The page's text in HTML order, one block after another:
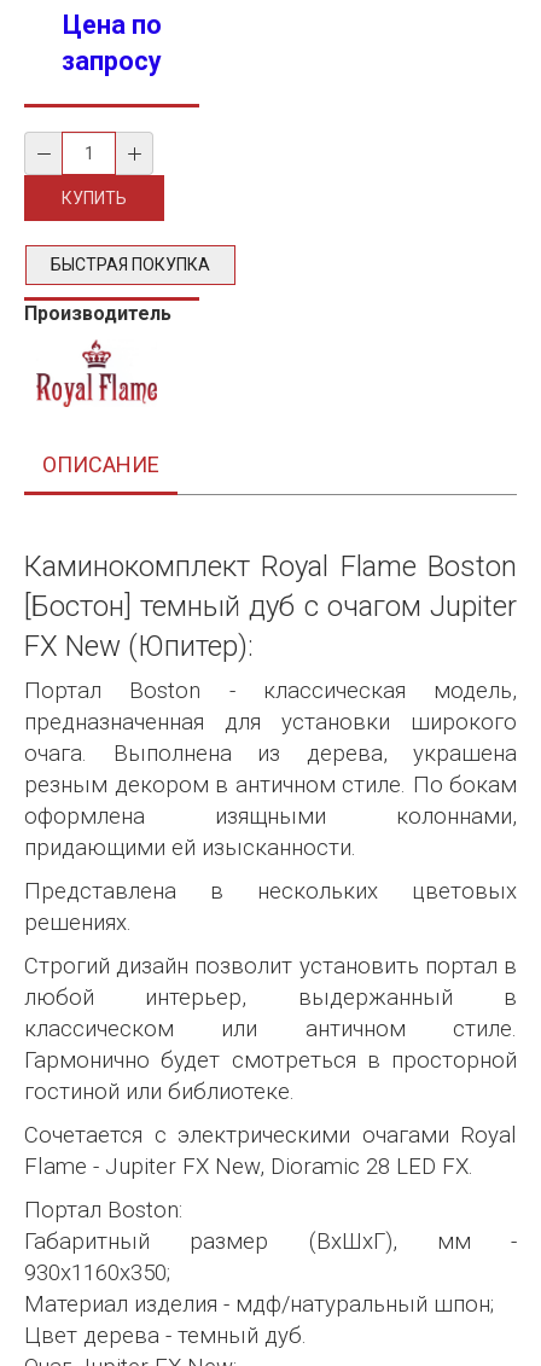
Цена по
запросу
БЫСТРАЯ ПОКУПКА
Производитель
ОПИСАНИЕ
Каминокомплект Royal Flame Boston
[Бостон] темный дуб с очагом Jupiter
FX New (Юпитер):
Портал Boston - классическая модель,
предназначенная для установки широкого
очага. Выполнена из дерева, украшена
резным декором в античном стиле. По бокам
оформлена изящными колоннами,
придающими ей изысканности.
Представлена в нескольких цветовых
решениях.
Строгий дизайн позволит установить портал в
любой интерьер, выдержанный в
классическом или античном стиле.
Гармонично будет смотреться в просторной
гостиной или библиотеке.
Сочетается с электрическими очагами Royal
Flame - Jupiter FX New, Dioramic 28 LED FX.
Портал Boston:
Габаритный размер (ВхШхГ), мм -
930х1160х350;
Материал изделия - мдф/натуральный шпон;
Цвет дерева - темный дуб.